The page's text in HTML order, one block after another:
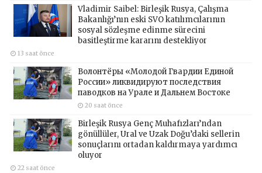
Vladimir Saibel: Birleşik Rusya, Çalışma
Bakanlığı’nın eski SVO katılımcılarının
sosyal sözleşme edinme sürecini
basitleştirme kararını destekliyor
13 saat önce
Волонтёры «Молодой Гвардии Единой
России» ликвидируют последствия
паводков на Урале и Дальнем Востоке
20 saat önce
Birleşik Rusya Genç Muhafızları’ndan
gönüllüler, Ural ve Uzak Doğu’daki sellerin
sonuçlarını ortadan kaldırmaya yardımcı
oluyor
22 saat önce